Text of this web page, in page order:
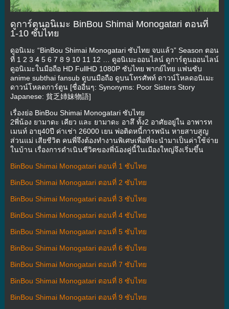
ดูการ์ตูนอนิเมะ BinBou Shimai Monogatari ตอนที่
1-10 ซับไทย
ดูอนิเมะ “BinBou Shimai Monogatari ซับไทย จบแล้ว” Season ตอน
ที่ 1 2 3 4 5 6 7 8 9 10 11 12 … ดูอนิเมะออนไลน์ ดูการ์ตูนออนไลน์
ดูอนิเมะในมือถือ HD FullHD 1080P ซับไทย พากย์ไทย แฟนซับ
anime subthai fansub ดูบนมือถือ ดูบนโทรศัพท์ ดาวน์โหลดอนิเมะ
ดาวน์โหลดการ์ตูน [ชื่ออื่นๆ: Synonyms: Poor Sisters Story
Japanese: 貧乏姉妹物語]
เรื่องย่อ BinBou Shimai Monogatari ซับไทย
2พี่น้อง ยามาดะ เคียว และ ยามาดะ อาสึ ทั้ง2 อาศัยอยู่ใน อาพารท
เมนท์ อายุ40ปี ค่าเช่า 26000 เยน พ่อติดหนี้การพนัน หายสาบสูญ
ส่วนแม่ เสียชีวิต คนพี่จึงต้องทำงานพิเศษเพื่อที่จะนำมาเป็นค่าใช้จ่าย
ในบ้าน เรื่องการดำเนินชีวิตของพี่น้องคู่นี้ในเมืองใหญ่จึงเริ่มขึ้น
BinBou Shimai Monogatari ตอนที่ 1 ซับไทย
BinBou Shimai Monogatari ตอนที่ 2 ซับไทย
BinBou Shimai Monogatari ตอนที่ 3 ซับไทย
BinBou Shimai Monogatari ตอนที่ 4 ซับไทย
BinBou Shimai Monogatari ตอนที่ 5 ซับไทย
BinBou Shimai Monogatari ตอนที่ 6 ซับไทย
BinBou Shimai Monogatari ตอนที่ 7 ซับไทย
BinBou Shimai Monogatari ตอนที่ 8 ซับไทย
BinBou Shimai Monogatari ตอนที่ 9 ซับไทย